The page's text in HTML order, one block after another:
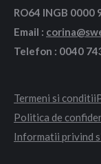
RO64 INGB 0000
Email :
Telefon : 0040
Termeni si conditii
Politica de
Informatii privind